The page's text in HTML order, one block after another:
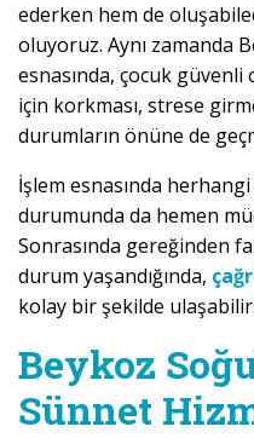
ederken hem de
oluyoruz. Aynı zamanda
esnasında, çocuk
için korkması, strese
durumların önüne de
İşlem esnasında
durumunda da hemen
Sonrasında gereğinden
durum yaşandığında,
kolay bir şekilde
Beykoz
Sünnet